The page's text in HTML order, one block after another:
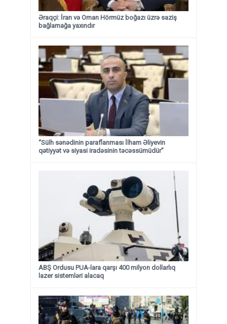
Əraqçi: İran və Oman Hörmüz boğazı üzrə saziş
bağlamağa yaxındır
“Sülh sənədinin paraflanması İlham Əliyevin
qətiyyət və siyasi iradəsinin təcəssümüdür”
ABŞ Ordusu PUA-lara qarşı 400 milyon dollarlıq
lazer sistemləri alacaq